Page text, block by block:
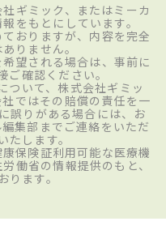
ギミック、またはミーカ
をもとにしています。
おりますが、内容を完全
りません。
望される場合は、事前に
確認ください。
ついて、株式会社ギミッ
ではその賠償の責任を一
誤りがある場合には、お
集部までご連絡をいただ
たします。
保険証利用可能な医療機
働省の情報提供のもと、
ります。